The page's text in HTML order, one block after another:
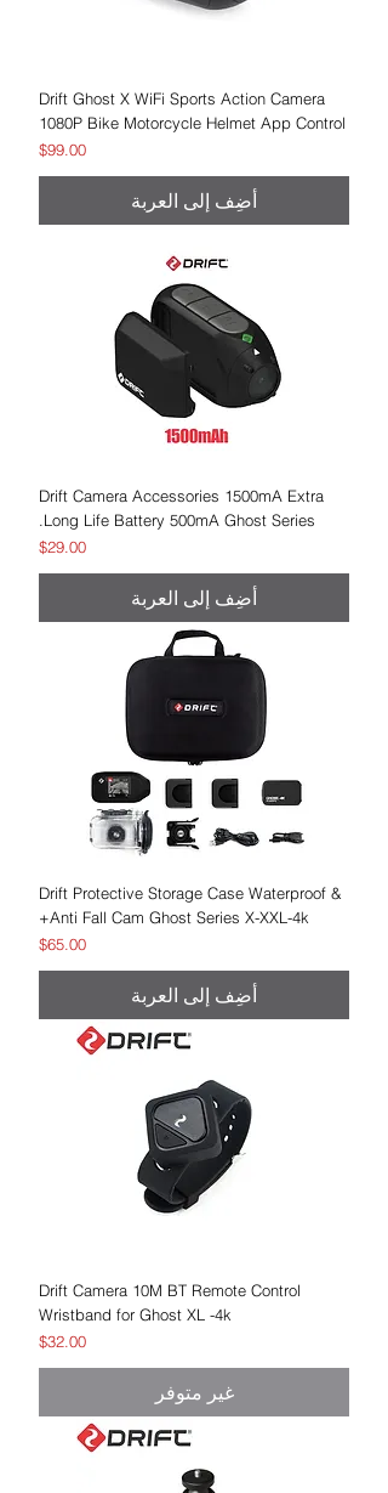
Drift Ghost X WiFi Sports Action Camera
1080P Bike Motorcycle Helmet App Control
السعر
$99.00
أضِف إلى العربة
Drift Camera Accessories 1500mA Extra
Long Life Battery 500mA Ghost Series.
السعر
$29.00
أضِف إلى العربة
Drift Protective Storage Case Waterproof &
Anti Fall Cam Ghost Series X-XXL-4k+
السعر
$65.00
أضِف إلى العربة
Drift Camera 10M BT Remote Control
Wristband for Ghost XL -4k
السعر
$32.00
غير متوفر